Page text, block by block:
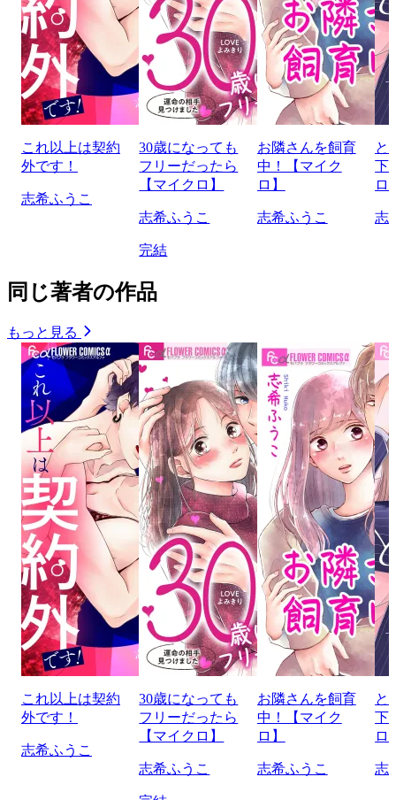
これ以上は契約
外です！
志希ふうこ
30歳になっても
フリーだったら
【マイクロ】
志希ふうこ
完結
お隣さんを飼育
中！【マイク
ロ】
志希ふうこ
と
下
ロ
志
同じ著者の作品
もっと見る
これ以上は契約
外です！
志希ふうこ
30歳になっても
フリーだったら
【マイクロ】
志希ふうこ
お隣さんを飼育
中！【マイク
ロ】
志希ふうこ
と
下
ロ
志